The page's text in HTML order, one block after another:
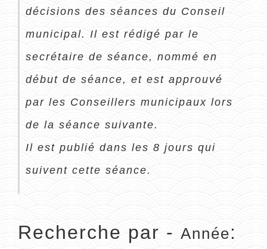
décisions des séances du Conseil
municipal. Il est rédigé par le
secrétaire de séance, nommé en
début de séance, et est approuvé
par les Conseillers municipaux lors
de la séance suivante.
Il est publié dans les 8 jours qui
suivent cette séance.
Recherche par - Année: